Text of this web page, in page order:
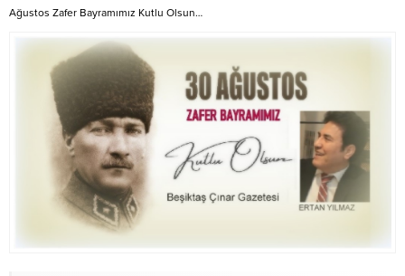
Ağustos Zafer Bayramımız Kutlu Olsun…